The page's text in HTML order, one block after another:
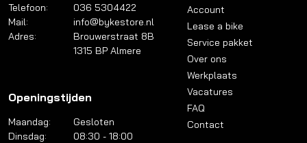
Telefoon:
036 5304422
Mail:
info@bykestore.nl
Adres:
Brouwerstraat 8B
1315 BP Almere
Openingstijden
Maandag:
Gesloten
Dinsdag:
08:30 - 18:00
Account
Lease a bike
Service pakket
Over ons
Werkplaats
Vacatures
FAQ
Contact